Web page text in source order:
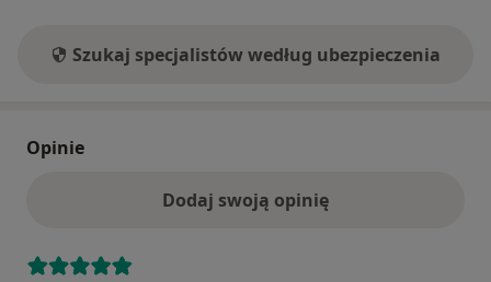
Szukaj specjalistów według ubezpieczenia
Opinie
Dodaj swoją opinię